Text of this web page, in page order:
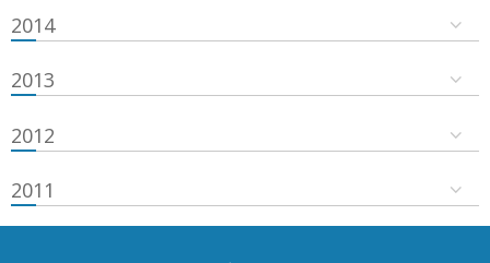
2014
2013
2012
2011